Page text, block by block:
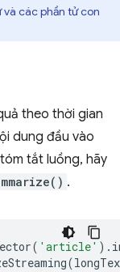
các phần tử con
theo thời gian
dung đầu vào
tắt luồng, hãy
.
( 'article' ).
(